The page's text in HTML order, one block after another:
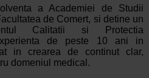
a Academiei de Studii
de Comert, si detine un
Calitatii si Protectia
de peste 10 ani in
in crearea de continut clar,
domeniul medical.